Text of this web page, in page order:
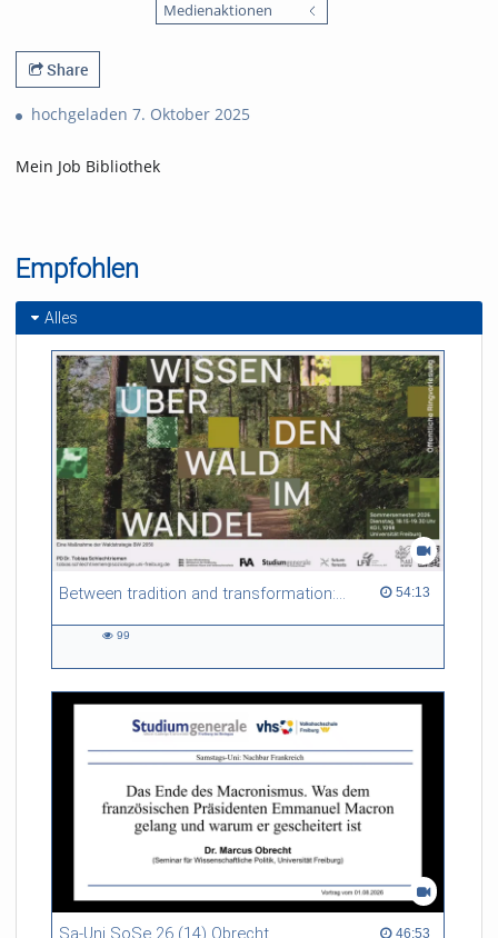
Medienaktionen
Share
hochgeladen 7. Oktober 2025
Mein Job Bibliothek
Empfohlen
Alles
Between tradition and transformation: how owners, advisers and institutions co-create knowledge for resilient forests in Europe 54:13
54:13 duration
99
46:53
46:53 duration